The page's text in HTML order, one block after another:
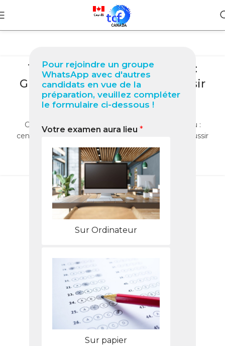
Pour rejoindre un groupe
WhatsApp avec d'autres
candidats en vue de la
préparation, veuillez compléter
le formulaire ci-dessous !
Votre examen aura lieu *
Sur Ordinateur
Sur papier
TCF Canada à Tartu (Estonie) :
Guide complet 2025 pour réussir
votre test
0
Guide complet pour réussir le TCF Canada à Tartu :
centres, préparation, méthodes et conseils pour réussir
votre test.
LIRE LA SUITE